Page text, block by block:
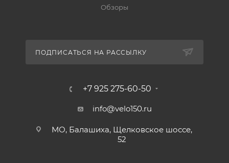
Обзоры
ПОДПИСАТЬСЯ НА РАССЫЛКУ
+7 925 275-60-50
info@velo150.ru
МО, Балашиха, Щелковское шоссе,
52